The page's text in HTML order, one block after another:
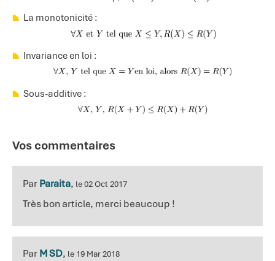
La monotonicité :
Invariance en loi :
Sous-additive :
Vos commentaires
ParParaita, le 02 Oct 2017
Très bon article, merci beaucoup !
ParM SD, le 19 Mar 2018